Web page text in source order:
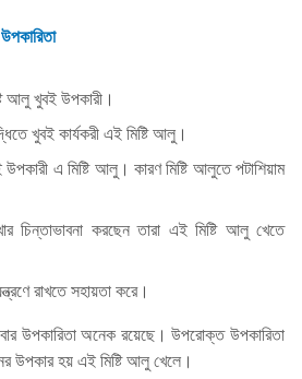
আলু খুবই উপকারী।
খুবই কার্যকরী এই মিষ্টি আলু।
উপকারী এ মিষ্টি আলু। কারণ মিষ্টি আলুতে পটাশিয়াম
চিন্তাভাবনা করছেন তারা এই মিষ্টি আলু খেতে
রাখতে সহায়তা করে।
উপকারিতা অনেক রয়েছে। উপরোক্ত উপকারিতা
উপকার হয় এই মিষ্টি আলু খেলে।